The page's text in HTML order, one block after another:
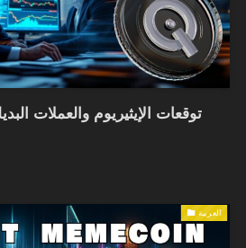
توقعات الإيثيريوم والعملات
العربية